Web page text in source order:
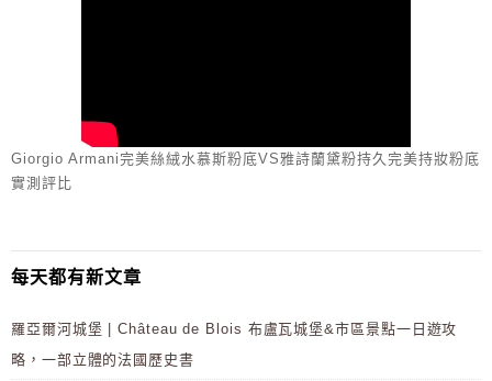
Giorgio Armani完美絲絨水慕斯粉底VS雅詩蘭黛粉持久完美持妝粉底
實測評比
每天都有新文章
羅亞爾河城堡 | Château de Blois 布盧瓦城堡&市區景點一日遊攻
略，一部立體的法國歷史書